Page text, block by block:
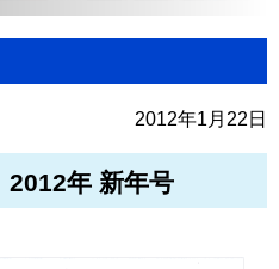
2012年1月22日
年 新年号